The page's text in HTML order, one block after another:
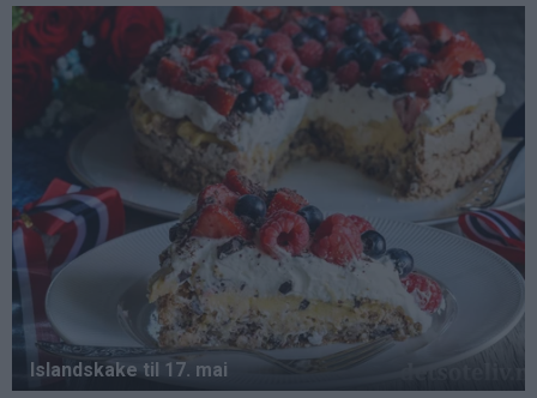
Hopp
hovedinnhold